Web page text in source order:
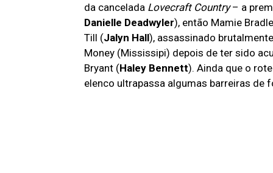
da cancelada Lovecraft Country– a
Danielle Deadwyler), então Mamie
Till (Jalyn Hall), assassinado
Money (Mississipi) depois de ter sido
Bryant (Haley Bennett). Ainda que o
elenco ultrapassa algumas barreiras de